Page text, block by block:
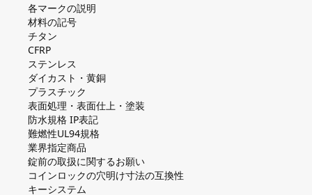
各マークの説明
材料の記号
チタン
CFRP
ステンレス
ダイカスト・⻩銅
プラスチック
表面処理・表面仕上・塗装
防⽔規格 IP表記
難燃性UL94規格
業界指定商品
錠前の取扱に関するお願い
コインロックの⽳明け⼨法の互換性
キーシステム